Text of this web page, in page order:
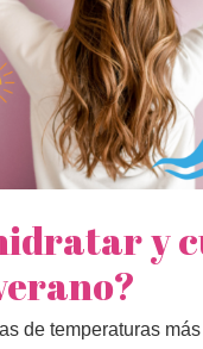
y
de temperaturas